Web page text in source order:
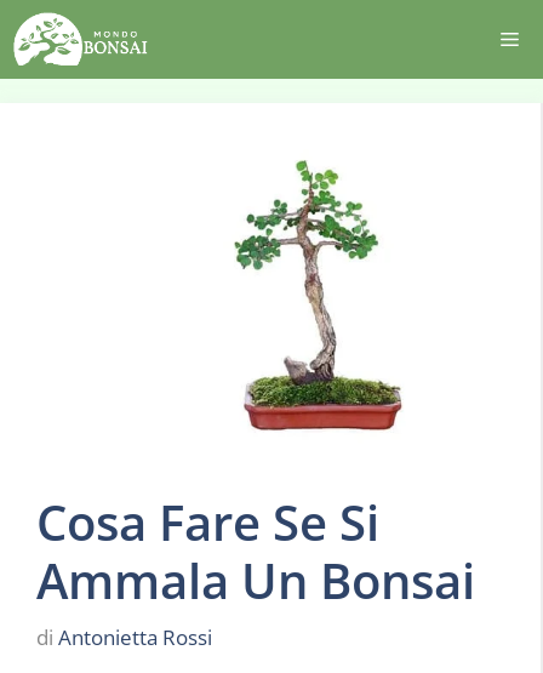
Vai
al
contenuto
Cosa Fare Se Si
Ammala Un Bonsai
di Antonietta Rossi